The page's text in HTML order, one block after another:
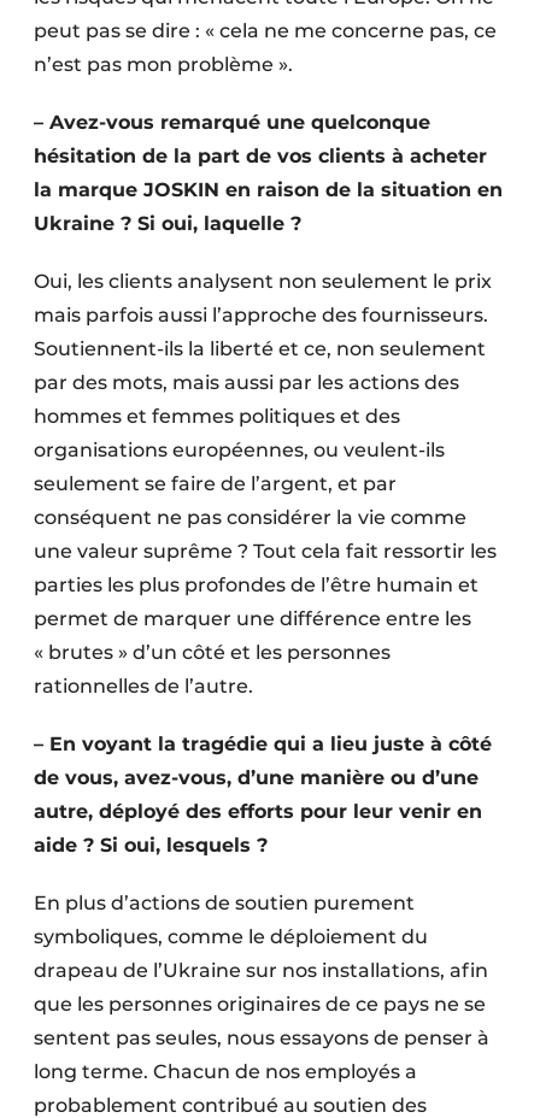
peut pas se dire : « cela ne me concerne pas, ce
n’est pas mon problème ».
– Avez-vous remarqué une quelconque
hésitation de la part de vos clients à acheter
la marque JOSKIN en raison de la situation en
Ukraine ? Si oui, laquelle ?
Oui, les clients analysent non seulement le prix
mais parfois aussi l’approche des fournisseurs.
Soutiennent-ils la liberté et ce, non seulement
par des mots, mais aussi par les actions des
hommes et femmes politiques et des
organisations européennes, ou veulent-ils
seulement se faire de l’argent, et par
conséquent ne pas considérer la vie comme
une valeur suprême ? Tout cela fait ressortir les
parties les plus profondes de l’être humain et
permet de marquer une différence entre les
« brutes » d’un côté et les personnes
rationnelles de l’autre.
– En voyant la tragédie qui a lieu juste à côté
de vous, avez-vous, d’une manière ou d’une
autre, déployé des efforts pour leur venir en
aide ? Si oui, lesquels ?
En plus d’actions de soutien purement
symboliques, comme le déploiement du
drapeau de l’Ukraine sur nos installations, afin
que les personnes originaires de ce pays ne se
sentent pas seules, nous essayons de penser à
long terme. Chacun de nos employés a
probablement contribué au soutien des